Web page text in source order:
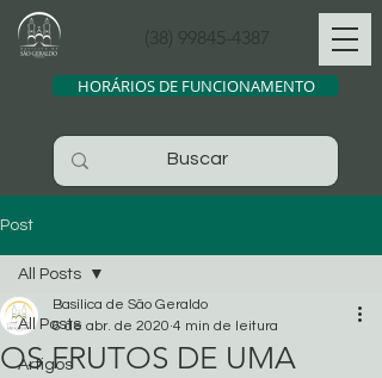
(38) 99845-4387
HORÁRIOS DE FUNCIONAMENTO
Post
All Posts
Artigos
All Posts
OS FRUTOS DE UMA
Basílica de São Geraldo
6 de abr. de 2020 4 min de leitura